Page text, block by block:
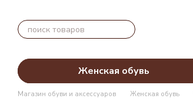
Женская обувь
Магазин обуви и аксессуаров Женская обувь